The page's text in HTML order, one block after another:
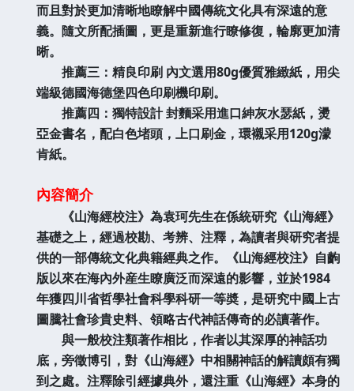
而且對於更加清晰地瞭解中國傳統文化具有深遠的意
義。隨文所配插圖，更是重新進行瞭修復，輪廓更加清
晰。
推薦三：精良印刷 內文選用80g優質雅緻紙，用尖
端級德國海德堡四色印刷機印刷。
推薦四：獨特設計 封麵采用進口紳灰水瑟紙，燙
亞金書名，配白色堵頭，上口刷金，環襯采用120g濛
肯紙。
內容簡介
《山海經校注》為袁珂先生在係統研究《山海經》
基礎之上，經過校勘、考辨、注釋，為讀者與研究者提
供的一部傳統文化典籍經典之作。《山海經校注》自齣
版以來在海內外産生瞭廣泛而深遠的影響，並於1984
年獲四川省哲學社會科學科研一等奬，是研究中國上古
圖騰社會珍貴史料、領略古代神話傳奇的必讀著作。
與一般校注類著作相比，作者以其深厚的神話功
底，旁徵博引，對《山海經》中相關神話的解讀頗有獨
到之處。注釋除引經據典外，還注重《山海經》本身的